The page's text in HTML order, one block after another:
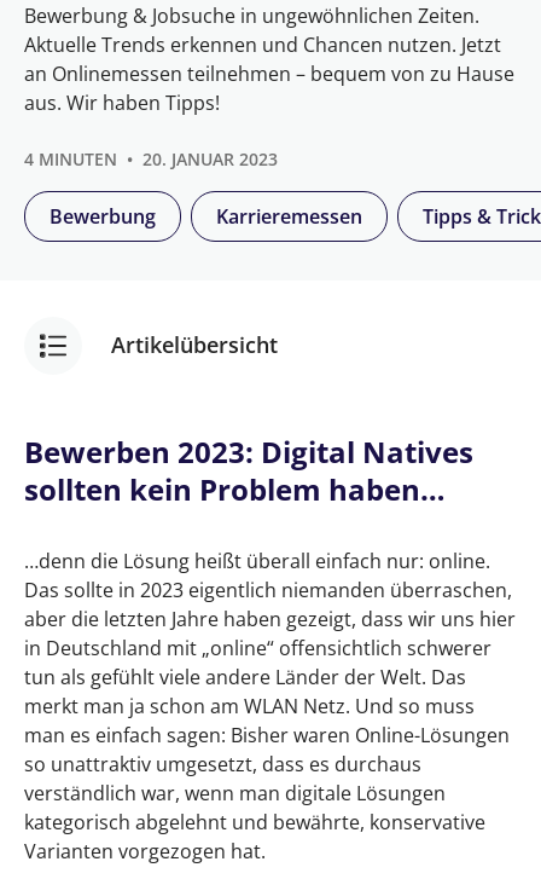
Bewerbung & Jobsuche in ungewöhnlichen Zeiten.
Aktuelle Trends erkennen und Chancen nutzen. Jetzt
an Onlinemessen teilnehmen – bequem von zu Hause
aus. Wir haben Tipps!
Bewerbung Karrieremessen Tipps &
4 MINUTEN 20. JANUAR 2023
Artikelübersicht
Bewerbung und Jobsuche in 2023 – 8 Tipps für
eine erfolgreiche Bewerbung
Problem haben…
8 Tipps für eine professionelle Bewerbung
Kennenlernen auf der Karrieremesse? Jetzt
einfach online.
Keine Neuigkeit verpassen. Newsletter
abonnieren!
Bewerbungsgespräche jetzt einfach virtuell
Recruiting Games: Spielend zum Erfolg
Bewerben 2023: Digital Natives
sollten kein Problem haben…
…denn die Lösung heißt überall einfach nur: online.
Das sollte in 2023 eigentlich niemanden überraschen,
aber die letzten Jahre haben gezeigt, dass wir uns hier
in Deutschland mit „online“ offensichtlich schwerer
tun als gefühlt viele andere Länder der Welt. Das
merkt man ja schon am WLAN Netz. Und so muss
man es einfach sagen: Bisher waren Online-Lösungen
so unattraktiv umgesetzt, dass es durchaus
verständlich war, wenn man digitale Lösungen
kategorisch abgelehnt und bewährte, konservative
Varianten vorgezogen hat.